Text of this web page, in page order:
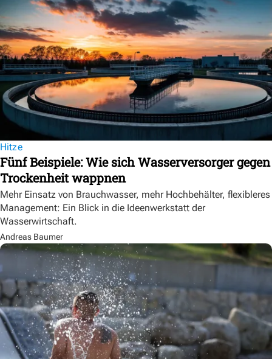
Hitze
Fünf Beispiele: Wie sich Wasserversorger gegen
Trockenheit wappnen
Mehr Einsatz von Brauchwasser, mehr Hochbehälter, flexibleres
Management: Ein Blick in die Ideenwerkstatt der
Wasserwirtschaft.
Andreas Baumer